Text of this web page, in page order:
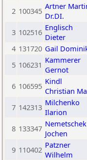
2 100345 Artner
Dr.DI.
3 102516 Englisch
Dieter
4 131720 Gail
5 106231 Kammerer
Gernot
6 106595 Kindl
Christian
7 142313 Milchenko
Ilarion
8 133347 Nemetschek
Jochen
9 110402 Patzner
Wilhelm